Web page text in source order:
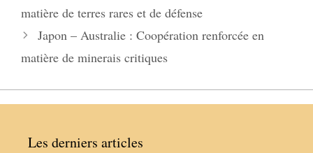
matière de terres rares et de défense
Japon – Australie : Coopération renforcée en
matière de minerais critiques
Les derniers articles